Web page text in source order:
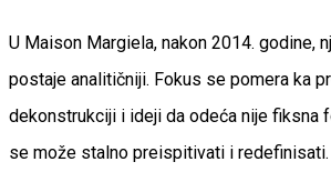
U Maison Margiela, nakon 2014. godine,
postaje analitičniji. Fokus se pomera ka
dekonstrukciji i ideji da odeća nije fiksna
se može stalno preispitivati i redefinisati.